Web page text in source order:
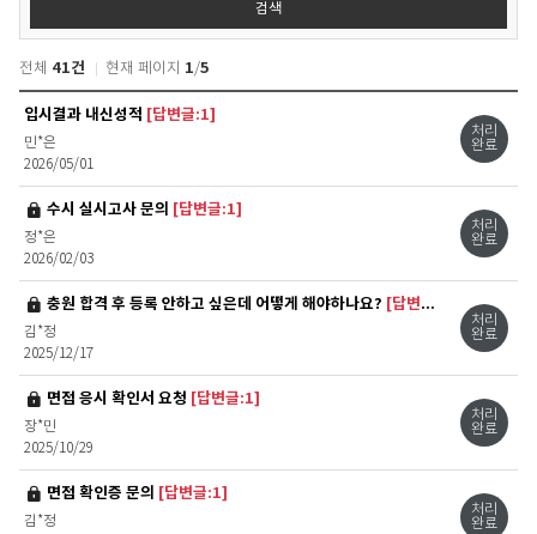
검
검색
전체 41건 현재 페이지 1/5
입
학
상
담
사
용)
목
록
입시결과 내신성적 [답변글:1]
민*은
2026/05/01
처리
완료
비밀글
수시 실시고사 문의 [답변글:1]
정*은
2026/02/03
처리
완료
비밀글
충원 합격 후 등록 안하고 싶은데 어떻게 해야하나요? [답변글:1]
김*정
2025/12/17
처리
완료
비밀글
면접 응시 확인서 요청 [답변글:1]
장*민
2025/10/29
처리
완료
비밀글
면접 확인증 문의 [답변글:1]
김*정
처리
완료